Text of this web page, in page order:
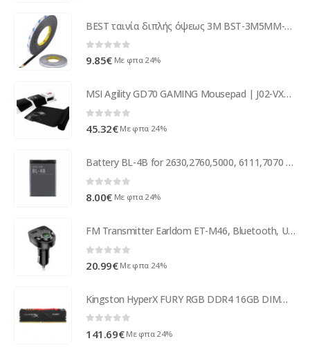
BEST ταινία διπλής όψεως 3M BST-3M5MM-BK μηχανισμών αφής 5mmx50m, μαύρη
0 out of 5
9.85€ Με φπα 24%
MSI Agility GD70 GAMING Mousepad | J02-VXXXXX1-EB9
0out of 5
45.32€ Με φπα 24%
Battery BL-4B for 2630,2760,5000, 6111,7070 prism (bulk)
0 out of 5
8.00€ Με φπα 24%
FM Transmitter Earldom ET-M46, Bluetooth, USB, 5V/2.4A, Black – 17388
20.99€ Με φπα 24%
Kingston HyperX FURY RGB DDR4 16GB DIMM 288-PIN HX437C19FB3A/16
141.69€ Με φπα 24%